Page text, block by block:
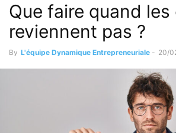
Le B.A. BA du commercial
Que faire quand
reviennent pas ?
By L'équipe Dynamique Entrepreneuriale - 20/